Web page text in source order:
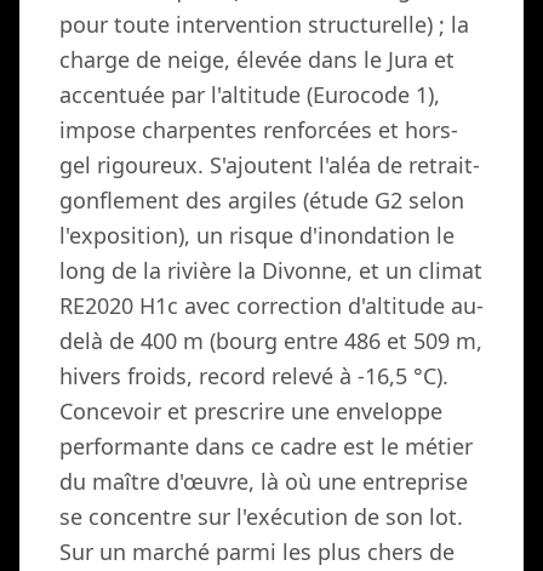
pour toute intervention structurelle) ; la
charge de neige, élevée dans le Jura et
accentuée par l'altitude (Eurocode 1),
impose charpentes renforcées et hors-
gel rigoureux. S'ajoutent l'aléa de retrait-
gonflement des argiles (étude G2 selon
l'exposition), un risque d'inondation le
long de la rivière la Divonne, et un climat
RE2020 H1c avec correction d'altitude au-
delà de 400 m (bourg entre 486 et 509 m,
hivers froids, record relevé à -16,5 °C).
Concevoir et prescrire une enveloppe
performante dans ce cadre est le métier
du maître d'œuvre, là où une entreprise
se concentre sur l'exécution de son lot.
Sur un marché parmi les plus chers de